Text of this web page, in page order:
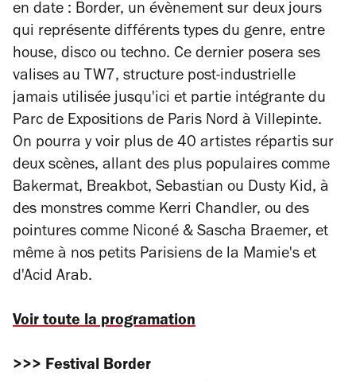
en date : Border, un évènement sur deux jours
qui représente différents types du genre, entre
house, disco ou techno. Ce dernier posera ses
valises au TW7, structure post-industrielle
jamais utilisée jusqu'ici et partie intégrante du
Parc de Expositions de Paris Nord à Villepinte.
On pourra y voir plus de 40 artistes répartis sur
deux scènes, allant des plus populaires comme
Bakermat, Breakbot, Sebastian ou Dusty Kid, à
des monstres comme Kerri Chandler, ou des
pointures comme Niconé & Sascha Braemer, et
même à nos petits Parisiens de la Mamie's et
d'Acid Arab.
Voir toute la programation
>>> Festival Border